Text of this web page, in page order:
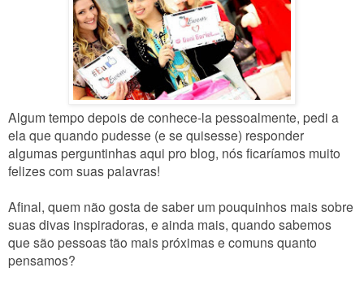
Algum tempo depois de conhece-la pessoalmente, pedi a
ela que quando pudesse (e se quisesse) responder
algumas perguntinhas aqui pro blog, nós ficaríamos muito
felizes com suas palavras!
Afinal, quem não gosta de saber um pouquinhos mais sobre
suas divas inspiradoras, e ainda mais, quando sabemos
que são pessoas tão mais próximas e comuns quanto
pensamos?